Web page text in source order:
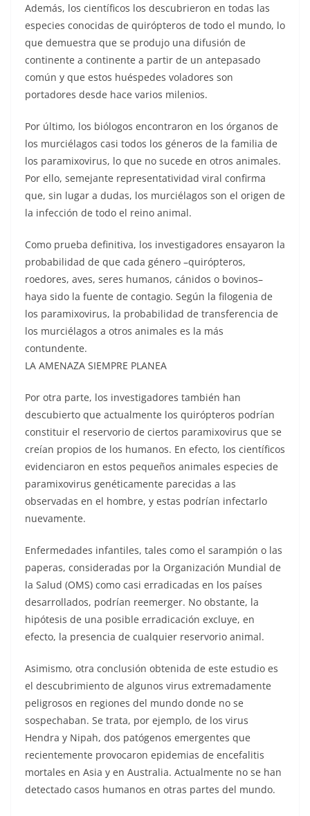
Además, los científicos los descubrieron en todas las
especies conocidas de quirópteros de todo el mundo, lo
que demuestra que se produjo una difusión de
continente a continente a partir de un antepasado
común y que estos huéspedes voladores son
portadores desde hace varios milenios.
Por último, los biólogos encontraron en los órganos de
los murciélagos casi todos los géneros de la familia de
los paramixovirus, lo que no sucede en otros animales.
Por ello, semejante representatividad viral confirma
que, sin lugar a dudas, los murciélagos son el origen de
la infección de todo el reino animal.
Como prueba definitiva, los investigadores ensayaron la
probabilidad de que cada género –quirópteros,
roedores, aves, seres humanos, cánidos o bovinos–
haya sido la fuente de contagio. Según la filogenia de
los paramixovirus, la probabilidad de transferencia de
los murciélagos a otros animales es la más
contundente.
LA AMENAZA SIEMPRE PLANEA
Por otra parte, los investigadores también han
descubierto que actualmente los quirópteros podrían
constituir el reservorio de ciertos paramixovirus que se
creían propios de los humanos. En efecto, los científicos
evidenciaron en estos pequeños animales especies de
paramixovirus genéticamente parecidas a las
observadas en el hombre, y estas podrían infectarlo
nuevamente.
Enfermedades infantiles, tales como el sarampión o las
paperas, consideradas por la Organización Mundial de
la Salud (OMS) como casi erradicadas en los países
desarrollados, podrían reemerger. No obstante, la
hipótesis de una posible erradicación excluye, en
efecto, la presencia de cualquier reservorio animal.
Asimismo, otra conclusión obtenida de este estudio es
el descubrimiento de algunos virus extremadamente
peligrosos en regiones del mundo donde no se
sospechaban. Se trata, por ejemplo, de los virus
Hendra y Nipah, dos patógenos emergentes que
recientemente provocaron epidemias de encefalitis
mortales en Asia y en Australia. Actualmente no se han
detectado casos humanos en otras partes del mundo.